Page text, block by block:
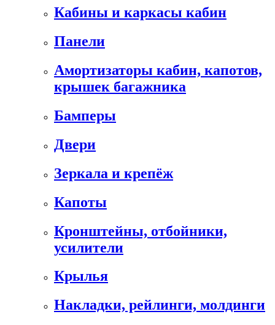
Кабины и каркасы кабин
Панели
Амортизаторы кабин, капотов,
крышек багажника
Бамперы
Двери
Зеркала и крепёж
Капоты
Кронштейны, отбойники,
усилители
Крылья
Накладки, рейлинги, молдинги